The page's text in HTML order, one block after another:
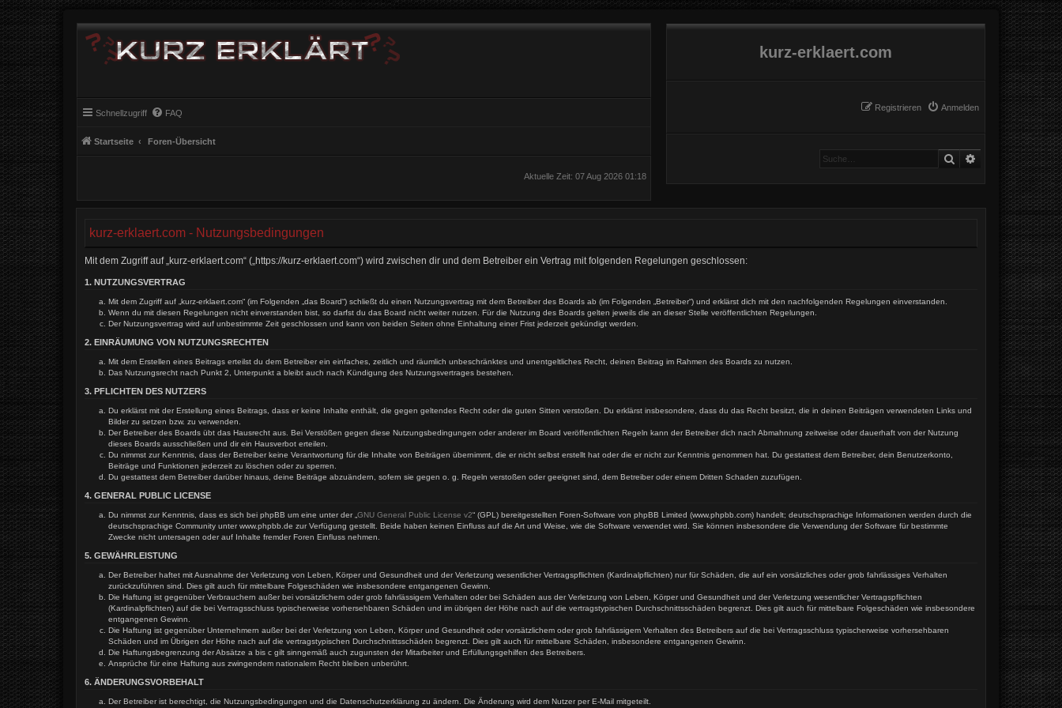
kurz-erklaert.com
Anmelden
Registrieren
Schnellzugriff FAQ
Startseite Foren-Übersicht
Suche Erweiterte Suche
Aktuelle Zeit: 07 Aug 2026 01:18
kurz-erklaert.com - Nutzungsbedingungen
Mit dem Zugriff auf „kurz-erklaert.com“ („https://kurz-erklaert.com“) wird zwischen dir und dem Betreiber ein Vertrag mit folgenden Regelungen geschlossen:
1. NUTZUNGSVERTRAG
Mit dem Zugriff auf „kurz-erklaert.com“ (im Folgenden „das Board“) schließt du einen Nutzungsvertrag mit dem Betreiber des Boards ab (im Folgenden „Betreiber“) und erklärst dich mit den nachfolgenden Regelungen einverstanden.
Wenn du mit diesen Regelungen nicht einverstanden bist, so darfst du das Board nicht weiter nutzen. Für die Nutzung des Boards gelten jeweils die an dieser Stelle veröffentlichten Regelungen.
Der Nutzungsvertrag wird auf unbestimmte Zeit geschlossen und kann von beiden Seiten ohne Einhaltung einer Frist jederzeit gekündigt werden.
2. EINRÄUMUNG VON NUTZUNGSRECHTEN
Mit dem Erstellen eines Beitrags erteilst du dem Betreiber ein einfaches, zeitlich und räumlich unbeschränktes und unentgeltliches Recht, deinen Beitrag im Rahmen des Boards zu nutzen.
Das Nutzungsrecht nach Punkt 2, Unterpunkt a bleibt auch nach Kündigung des Nutzungsvertrages bestehen.
3. PFLICHTEN DES NUTZERS
Du erklärst mit der Erstellung eines Beitrags, dass er keine Inhalte enthält, die gegen geltendes Recht oder die guten Sitten verstoßen. Du erklärst insbesondere, dass du das Recht besitzt, die in deinen Beiträgen verwendeten Links und
Bilder zu setzen bzw. zu verwenden.
Der Betreiber des Boards übt das Hausrecht aus. Bei Verstößen gegen diese Nutzungsbedingungen oder anderer im Board veröffentlichten Regeln kann der Betreiber dich nach Abmahnung zeitweise oder dauerhaft von der Nutzung
dieses Boards ausschließen und dir ein Hausverbot erteilen.
Du nimmst zur Kenntnis, dass der Betreiber keine Verantwortung für die Inhalte von Beiträgen übernimmt, die er nicht selbst erstellt hat oder die er nicht zur Kenntnis genommen hat. Du gestattest dem Betreiber, dein Benutzerkonto,
Beiträge und Funktionen jederzeit zu löschen oder zu sperren.
Du gestattest dem Betreiber darüber hinaus, deine Beiträge abzuändern, sofern sie gegen o. g. Regeln verstoßen oder geeignet sind, dem Betreiber oder einem Dritten Schaden zuzufügen.
4. GENERAL PUBLIC LICENSE
Du nimmst zur Kenntnis, dass es sich bei phpBB um eine unter der „ GNU General Public License v2“ (GPL) bereitgestellten Foren-Software von phpBB Limited (www.phpbb.com) handelt; deutschsprachige Informationen werden durch die
deutschsprachige Community unter www.phpbb.de zur Verfügung gestellt. Beide haben keinen Einfluss auf die Art und Weise, wie die Software verwendet wird. Sie können insbesondere die Verwendung der Software für bestimmte
Zwecke nicht untersagen oder auf Inhalte fremder Foren Einfluss nehmen.
5. GEWÄHRLEISTUNG
Der Betreiber haftet mit Ausnahme der Verletzung von Leben, Körper und Gesundheit und der Verletzung wesentlicher Vertragspflichten (Kardinalpflichten) nur für Schäden, die auf ein vorsätzliches oder grob fahrlässiges Verhalten
zurückzuführen sind. Dies gilt auch für mittelbare Folgeschäden wie insbesondere entgangenen Gewinn.
Die Haftung ist gegenüber Verbrauchern außer bei vorsätzlichem oder grob fahrlässigem Verhalten oder bei Schäden aus der Verletzung von Leben, Körper und Gesundheit und der Verletzung wesentlicher Vertragspflichten
(Kardinalpflichten) auf die bei Vertragsschluss typischerweise vorhersehbaren Schäden und im übrigen der Höhe nach auf die vertragstypischen Durchschnittsschäden begrenzt. Dies gilt auch für mittelbare Folgeschäden wie insbesondere
entgangenen Gewinn.
Die Haftung ist gegenüber Unternehmern außer bei der Verletzung von Leben, Körper und Gesundheit oder vorsätzlichem oder grob fahrlässigem Verhalten des Betreibers auf die bei Vertragsschluss typischerweise vorhersehbaren
Schäden und im Übrigen der Höhe nach auf die vertragstypischen Durchschnittsschäden begrenzt. Dies gilt auch für mittelbare Schäden, insbesondere entgangenen Gewinn.
Die Haftungsbegrenzung der Absätze a bis c gilt sinngemäß auch zugunsten der Mitarbeiter und Erfüllungsgehilfen des Betreibers.
Ansprüche für eine Haftung aus zwingendem nationalem Recht bleiben unberührt.
6. ÄNDERUNGSVORBEHALT
Der Betreiber ist berechtigt, die Nutzungsbedingungen und die Datenschutzerklärung zu ändern. Die Änderung wird dem Nutzer per E-Mail mitgeteilt.